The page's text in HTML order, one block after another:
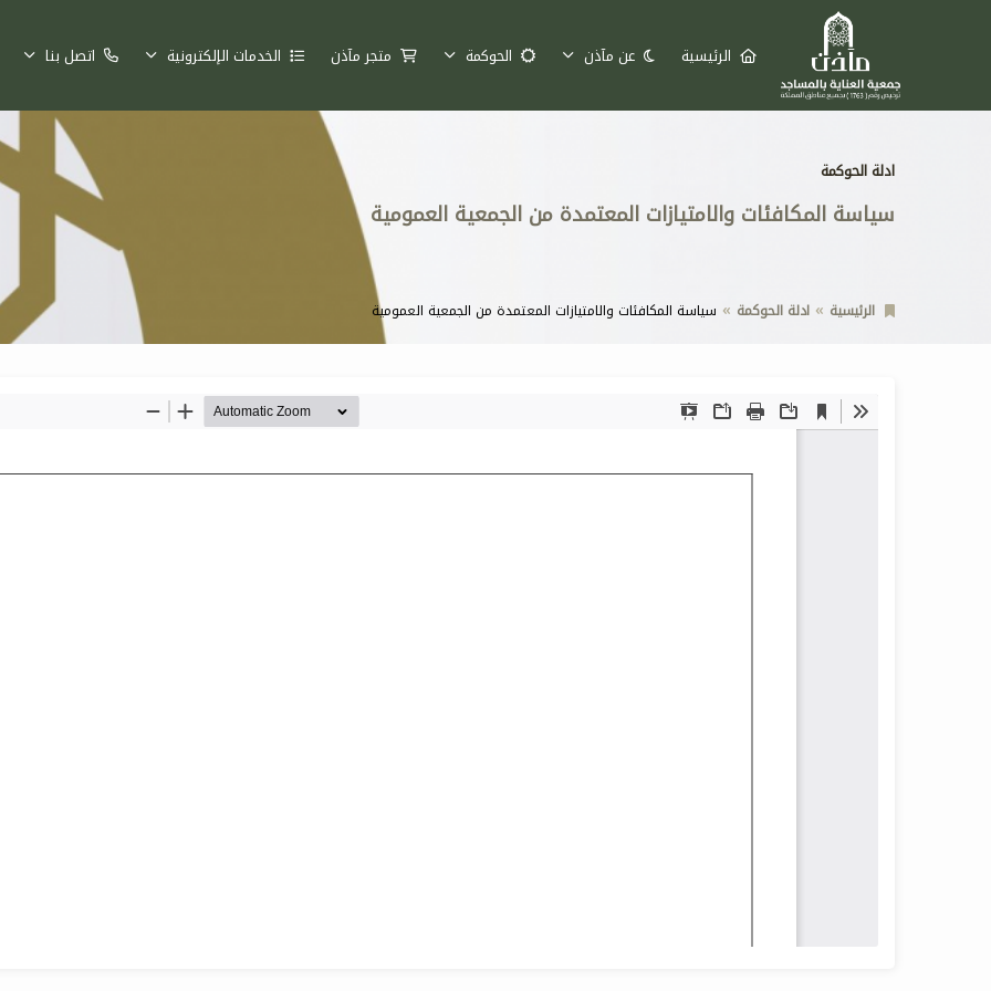
الرئيسية عن مآذن الحوكمة متجر مآذن الخدمات الإلكترونية اتصل بنا
ادلة الحوكمة
سياسة المكافئات والامتيازات المعتمدة من الجمعية العمومية
الرئيسية ادلة الحوكمة سياسة المكافئات والامتيازات المعتمدة من الجمعية العمومية